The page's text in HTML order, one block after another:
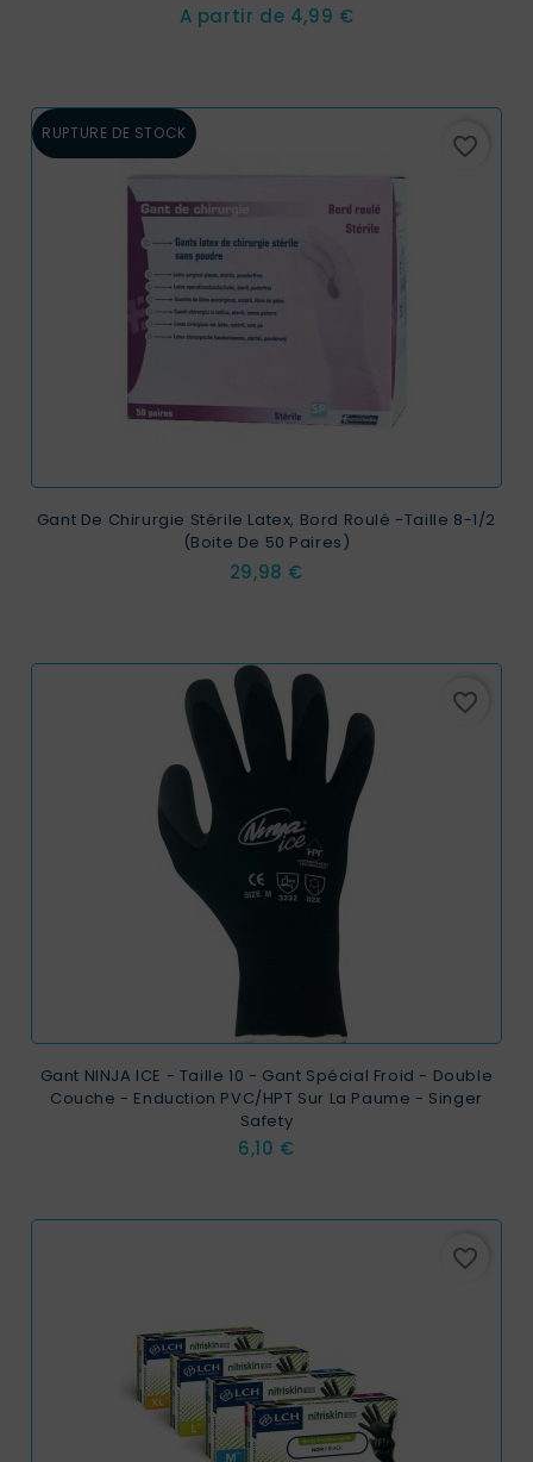
A partir de Prix
4,99 €
RUPTURE DE STOCK favorite_border
Gant De Chirurgie Stérile Latex, Bord Roulé -taille 8-1/2
(boite De 50 Paires)
Prix
29,98 €
favorite_border
Gant NINJA ICE - Taille 10 - Gant Spécial Froid - Double
Couche - Enduction PVC/HPT Sur La Paume - Singer
Safety
Prix
6,10 €
favorite_border